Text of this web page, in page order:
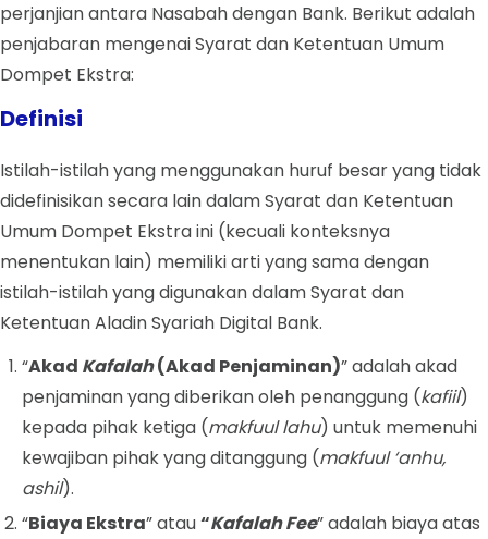
perjanjian antara Nasabah dengan Bank. Berikut adalah
penjabaran mengenai Syarat dan Ketentuan Umum
Dompet Ekstra:
Definisi
Istilah-istilah yang menggunakan huruf besar yang tidak
didefinisikan secara lain dalam Syarat dan Ketentuan
Umum Dompet Ekstra ini (kecuali konteksnya
menentukan lain) memiliki arti yang sama dengan
istilah-istilah yang digunakan dalam Syarat dan
Ketentuan Aladin Syariah Digital Bank.
“Akad Kafalah(Akad Penjaminan)” adalah akad
penjaminan yang diberikan oleh penanggung (kafiil)
kepada pihak ketiga (makfuul lahu) untuk memenuhi
kewajiban pihak yang ditanggung (makfuul ‘anhu,
ashil).
“Biaya Ekstra” atau“Kafalah Fee” adalah biaya atas